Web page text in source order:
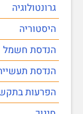
גרונטולוגיה
היסטוריה
הנדסת חשמל
הנדסת
הפרעות